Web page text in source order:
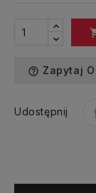
help_outline Zapytaj
Udostępnij